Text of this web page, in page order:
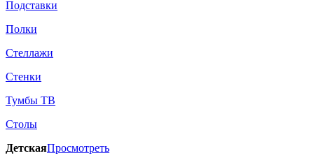
Подставки
Полки
Стеллажи
Стенки
Тумбы ТВ
Столы
ДетскаяПросмотреть